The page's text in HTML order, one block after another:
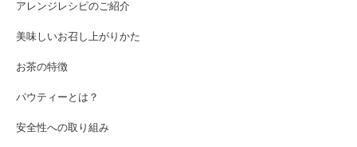
アレンジレシピのご紹介
美味しいお召し上がりかた
お茶の特徴
パウティーとは？
安全性への取り組み